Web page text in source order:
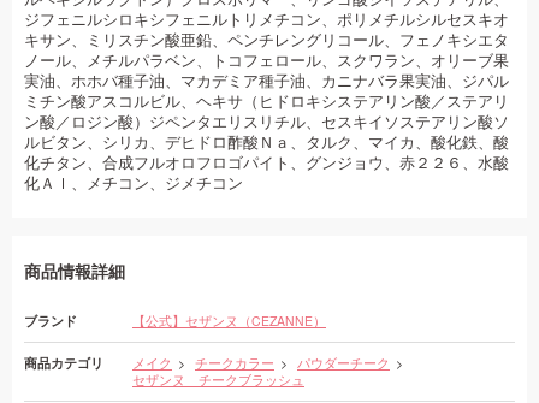
ジフェニルシロキシフェニルトリメチコン、ポリメチルシルセスキオ
キサン、ミリスチン酸亜鉛、ペンチレングリコール、フェノキシエタ
ノール、メチルパラベン、トコフェロール、スクワラン、オリーブ果
実油、ホホバ種子油、マカデミア種子油、カニナバラ果実油、ジパル
ミチン酸アスコルビル、ヘキサ（ヒドロキシステアリン酸／ステアリ
ン酸／ロジン酸）ジペンタエリスリチル、セスキイソステアリン酸ソ
ルビタン、シリカ、デヒドロ酢酸Ｎａ、タルク、マイカ、酸化鉄、酸
化チタン、合成フルオロフロゴパイト、グンジョウ、赤２２６、水酸
化Ａｌ、メチコン、ジメチコン
商品情報詳細
ブランド 【公式】セザンヌ（CEZANNE）
商品カテゴリ メイク チークカラー
パウダーチーク
セザンヌ チークブラッシュ